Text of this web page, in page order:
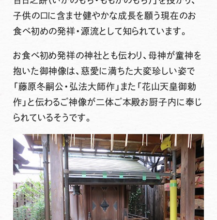
子供の口に含ませ健やかな成長を願う現在のお
食べ初めの発祥・源流として知られています。
お食べ初め発祥の神社とも伝わり、母神が童神を
抱いた御神像は、慈愛に満ちた大変珍しい姿で
「藤原冬嗣公・弘法大師作 」また「花山天皇御勅
作 」と伝わるご神像が二体ご本殿お厨子内に奉じ
られているそうです。